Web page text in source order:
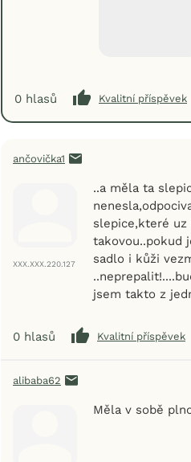
0 hlasů Kvalitní příspěvek
ančovička1
XXX.XXX.220.127
..a měla ta
slepice,které uz
takovou..pokud
sadlo i kůži
jsem takto z
0 hlasů Kvalitní příspěvek
alibaba62
Měla v sobě